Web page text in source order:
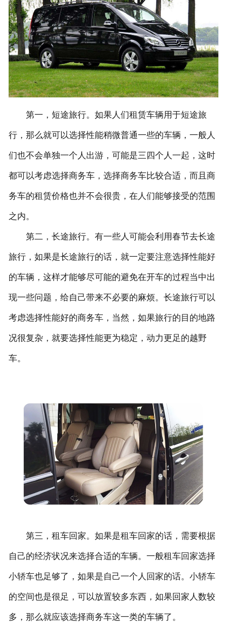
第一，短途旅行。如果人们租赁车辆用于短途旅
行，那么就可以选择性能稍微普通一些的车辆，一般人
们也不会单独一个人出游，可能是三四个人一起，这时
都可以考虑选择商务车，选择商务车比较合适，而且商
务车的租赁价格也并不会很贵，在人们能够接受的范围
之内。
第二，长途旅行。有一些人可能会利用春节去长途
旅行，如果是长途旅行的话，就一定要注意选择性能好
的车辆，这样才能够尽可能的避免在开车的过程当中出
现一些问题，给自己带来不必要的麻烦。长途旅行可以
考虑选择性能好的商务车，当然，如果旅行的目的地路
况很复杂，就要选择性能更为稳定，动力更足的越野
车。
第三，租车回家。如果是租车回家的话，需要根据
自己的经济状况来选择合适的车辆。一般租车回家选择
小轿车也足够了，如果是自己一个人回家的话。小轿车
的空间也是很足，可以放置较多东西，如果回家人数较
多，那么就应该选择商务车这一类的车辆了。